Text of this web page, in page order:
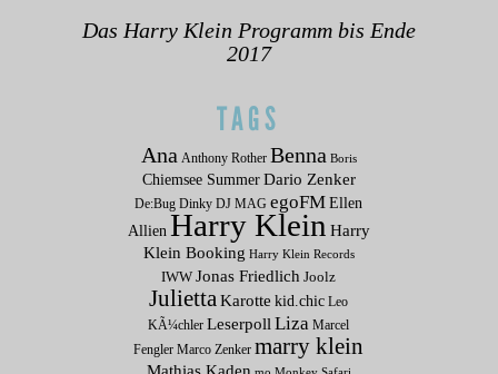
Das Harry Klein Programm bis Ende
2017
TAGS
Ana Anthony Rother Benna Boris
Chiemsee Summer Dario Zenker
De:Bug Dinky DJ MAG egoFM Ellen
AllienHarry Klein Harry
Klein Booking Harry Klein Records
IWW Jonas Friedlich Joolz
Julietta Karotte kid.chic Leo
KÃ¼chler Leserpoll Liza Marcel
Fengler Marco Zenker marry klein